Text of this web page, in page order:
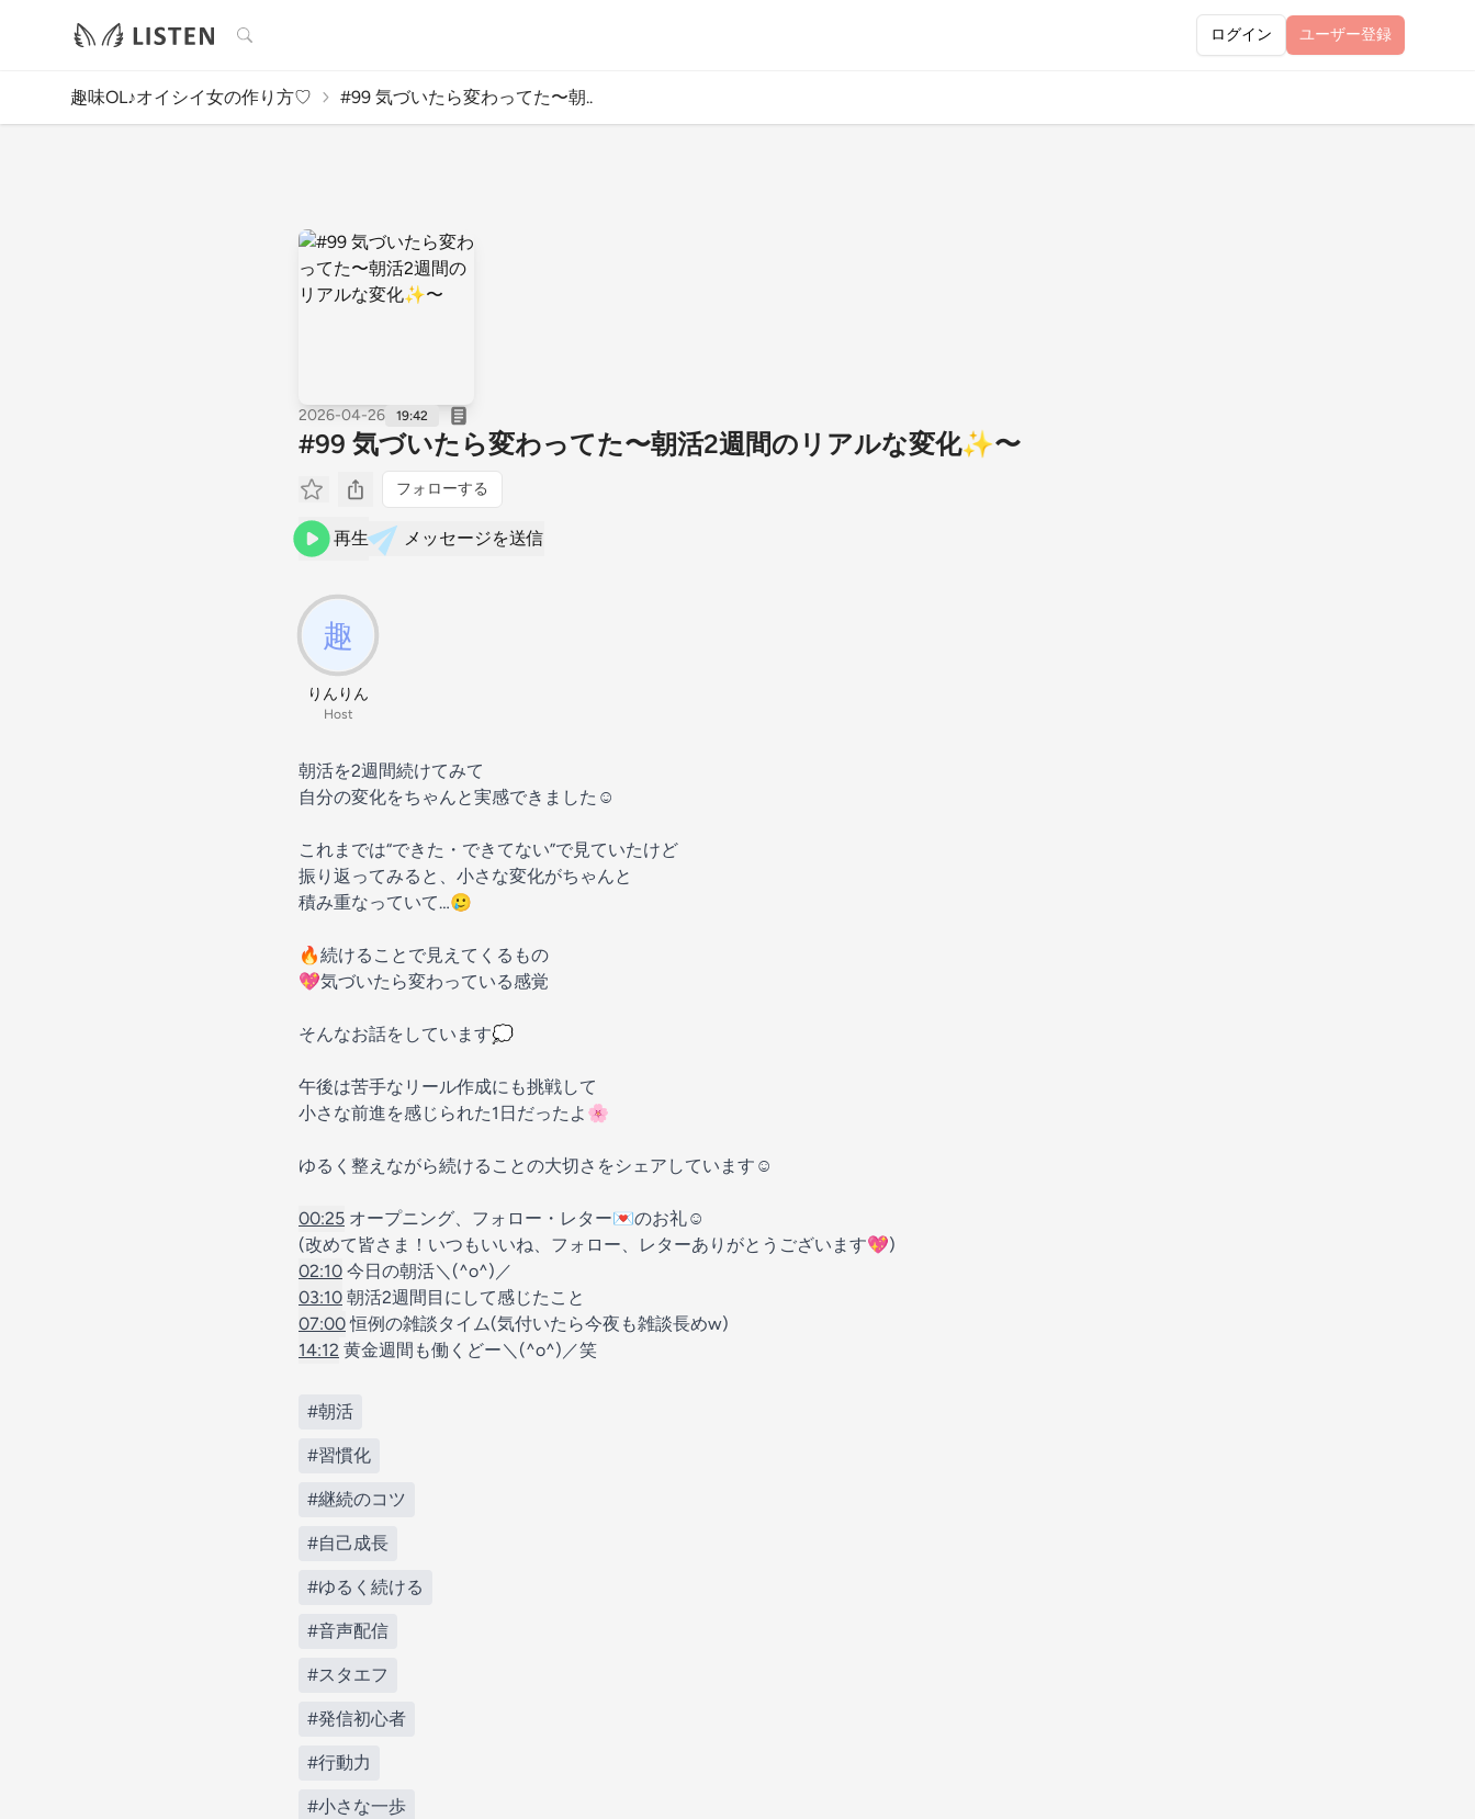
検索 ログイン ユーザー登録
趣味OL♪オイシイ女の作り方♡ #99 気づいたら変わってた〜朝..
2026-04-26 19:42
#99 気づいたら変わってた〜朝活2週間のリアルな変化✨〜
フォローする
再生 メッセージを送信
りんりん
Host
朝活を2週間続けてみて
自分の変化をちゃんと実感できました☺️
これまでは“できた・できてない”で見ていたけど
振り返ってみると、小さな変化がちゃんと
積み重なっていて…🥲
🔥続けることで見えてくるもの
💖気づいたら変わっている感覚
そんなお話をしています💭
午後は苦手なリール作成にも挑戦して
小さな前進を感じられた1日だったよ🌸
ゆるく整えながら続けることの大切さをシェアしています☺️
00:25 オープニング、フォロー・レター💌のお礼☺️
(改めて皆さま！いつもいいね、フォロー、レターありがとうございます💖)
02:10 今日の朝活＼(^o^)／
03:10 朝活2週間目にして感じたこと
07:00恒例の雑談タイム(気付いたら今夜も雑談長めw)
14:12 黄金週間も働くどー＼(^o^)／笑
#朝活
#習慣化
#継続のコツ
#自己成長
#ゆるく続ける
#音声配信
#スタエフ
#発信初心者
#行動力
#小さな一歩